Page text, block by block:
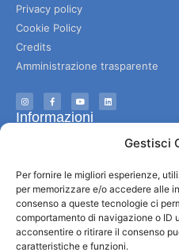
Gestisci
Per fornire le migliori esperienze,
per memorizzare e/o accedere alle
consenso a queste tecnologie ci
comportamento di navigazione o ID
acconsentire o ritirare il consenso
caratteristiche e funzioni.
Privacy policy
Cookie Policy
Credits
Amministrazione trasparente
Informazioni
Servizi utili
Download brochures